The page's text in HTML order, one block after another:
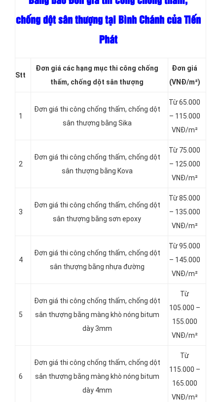
chống dột sân thượng tại Bình Chánh của Tiến
Phát
Stt
Đơn giá các hạng mục thi công chống
thấm, chống dột sân thượng
Đơn giá
(VNĐ/m²)
1
Đơn giá thi công chống thấm, chống dột
sân thượng bằng Sika
Từ 65.000
– 115.000
VNĐ/m²
2
Đơn giá thi công chống thấm, chống dột
sân thượng bằng Kova
Từ 75.000
– 125.000
VNĐ/m²
3
Đơn giá thi công chống thấm, chống dột
sân thượng bằng sơn epoxy
Từ 85.000
– 135.000
VNĐ/m²
4
Đơn giá thi công chống thấm, chống dột
sân thượng bằng nhựa đường
Từ 95.000
– 145.000
VNĐ/m²
5
Đơn giá thi công chống thấm, chống dột
sân thượng bằng màng khò nóng bitum
dày 3mm
Từ
105.000 –
155.000
VNĐ/m²
6
Đơn giá thi công chống thấm, chống dột
sân thượng bằng màng khò nóng bitum
dày 4mm
Từ
115.000 –
165.000
VNĐ/m²